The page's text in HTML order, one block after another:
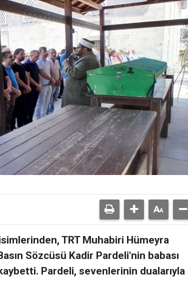
TRT Muhabiri Hümeyra
Sözcüsü Kadir Pardeli'nin babası
Pardeli, sevenlerinin dualarıyla